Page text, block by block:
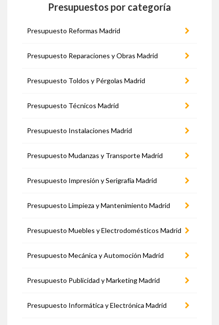
Presupuestos por categoría
Presupuesto Reformas Madrid
Presupuesto Reparaciones y Obras Madrid
Presupuesto Toldos y Pérgolas Madrid
Presupuesto Técnicos Madrid
Presupuesto Instalaciones Madrid
Presupuesto Mudanzas y Transporte Madrid
Presupuesto Impresión y Serigrafía Madrid
Presupuesto Limpieza y Mantenimiento Madrid
Presupuesto Muebles y Electrodomésticos Madrid
Presupuesto Mecánica y Automoción Madrid
Presupuesto Publicidad y Marketing Madrid
Presupuesto Informática y Electrónica Madrid